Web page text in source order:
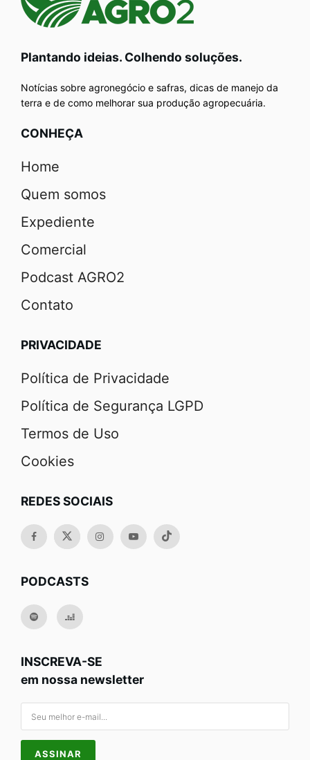
Plantando ideias. Colhendo soluções.
Notícias sobre agronegócio e safras, dicas de manejo da
terra e de como melhorar sua produção agropecuária.
CONHEÇA
Home
Quem somos
Expediente
Comercial
Podcast AGRO2
Contato
PRIVACIDADE
Política de Privacidade
Política de Segurança LGPD
Termos de Uso
Cookies
REDES SOCIAIS
PODCASTS
INSCREVA-SE
em nossa newsletter